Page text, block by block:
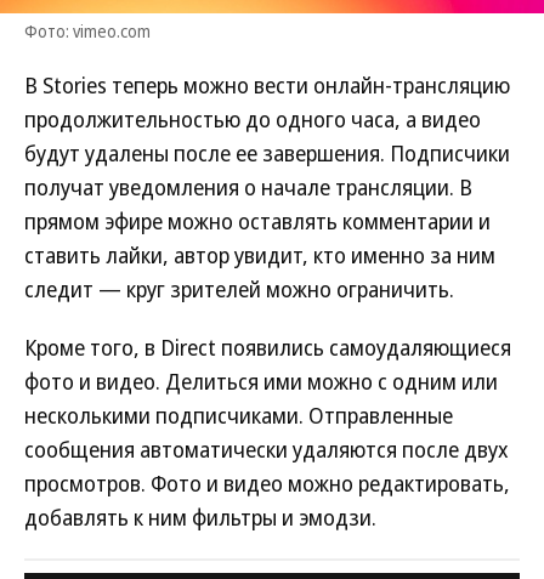
Фото: vimeo.com
В Stories теперь можно вести онлайн-трансляцию
продолжительностью до одного часа, а видео
будут удалены после ее завершения. Подписчики
получат уведомления о начале трансляции. В
прямом эфире можно оставлять комментарии и
ставить лайки, автор увидит, кто именно за ним
следит — круг зрителей можно ограничить.
Кроме того, в Direct появились самоудаляющиеся
фото и видео. Делиться ими можно с одним или
несколькими подписчиками. Отправленные
сообщения автоматически удаляются после двух
просмотров. Фото и видео можно редактировать,
добавлять к ним фильтры и эмодзи.